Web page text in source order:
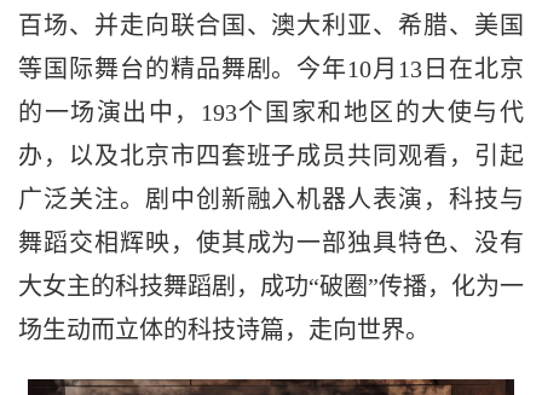
百场、并走向联合国、澳大利亚、希腊、美国
等国际舞台的精品舞剧。今年10月13日在北京
的一场演出中，193个国家和地区的大使与代
办，以及北京市四套班子成员共同观看，引起
广泛关注。剧中创新融入机器人表演，科技与
舞蹈交相辉映，使其成为一部独具特色、没有
大女主的科技舞蹈剧，成功“破圈”传播，化为一
场生动而立体的科技诗篇，走向世界。